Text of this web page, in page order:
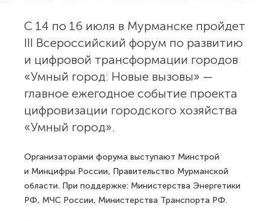
С 14 по 16 июля в Мурманске пройдет
III Всероссийский форум по развитию
и цифровой трансформации городов
«Умный город: Новые вызовы» —
главное ежегодное событие проекта
цифровизации городского хозяйства
«Умный город».
Организаторами форума выступают Минстрой
и Минцифры России, Правительство Мурманской
области. При поддержке: Министерства Энергетики
РФ, МЧС России, Министерства Транспорта РФ.